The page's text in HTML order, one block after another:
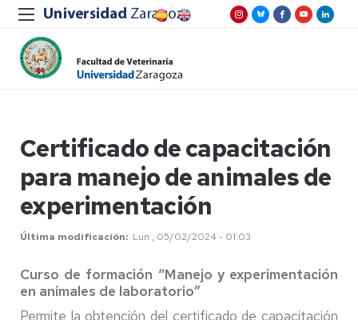
Certificado de capacitación
para manejo de animales de
experimentación
Última modificación Lun , 05/02/2024 - 01:03
Curso de formación “Manejo y experimentación
en animales de laboratorio”
Permite la obtención del certificado de capacitación